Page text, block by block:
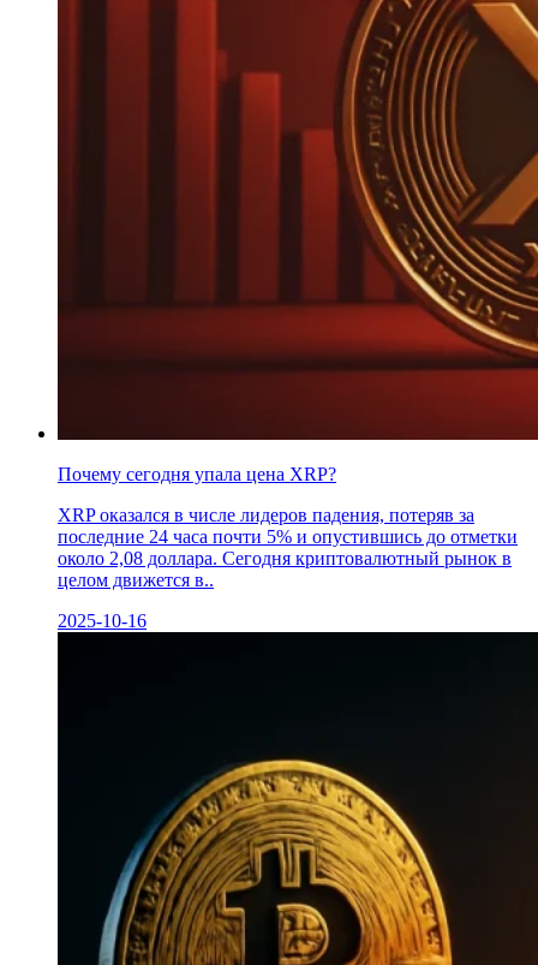
Почему сегодня упала цена XRP?
XRP оказался в числе лидеров падения, потеряв за
последние 24 часа почти 5% и опустившись до отметки
около 2,08 доллара. Сегодня криптовалютный рынок в
целом движется в..
2025-10-16